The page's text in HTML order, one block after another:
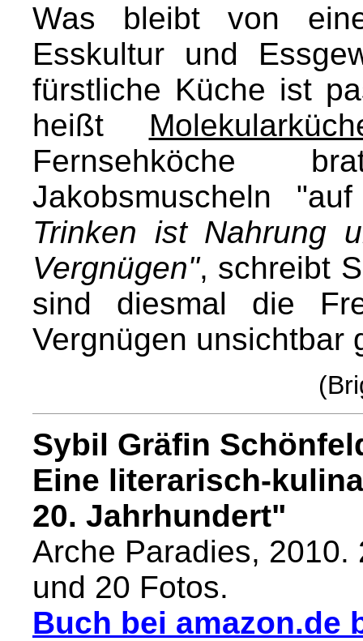
Was bleibt von
Esskultur und
fürstliche Küche ist
heißt
Fernsehköche
Jakobsmuscheln
Trinken ist Nahrung
Vergnügen", schreibt
sind diesmal die
Vergnügen unsichtbar
Sybil Gräfin
Eine literarisch-
20. Jahrhundert"
Arche Paradies,
und 20 Fotos.
Buch bei amazon.de